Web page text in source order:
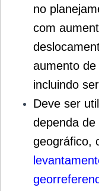
no
com
aumento
incluindo
Deve ser
dependa de
geográfico,